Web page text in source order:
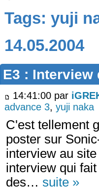
Tags: yuji
14.05.2004
E3 : Interview
14:41:00 par
advance 3,yuji naka
C'est tellement
poster sur
interview au
interview qui
des… suite »